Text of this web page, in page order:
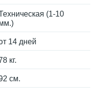
(1-10
14 дней
кг.
см.